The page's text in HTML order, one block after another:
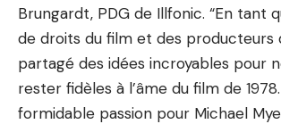
Brungardt, PDG de Illfonic. “En tant
de droits du film et des producteurs
partagé des idées incroyables pour
rester fidèles à l’âme du film de
formidable passion pour Michael